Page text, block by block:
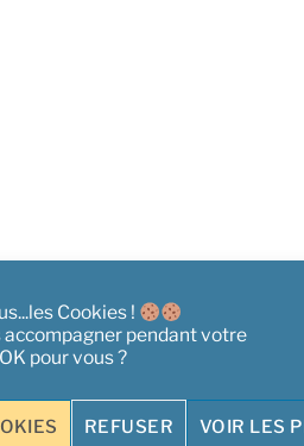
Cookies !
pendant votre
pour vous ?
REFUSER VOIR LES